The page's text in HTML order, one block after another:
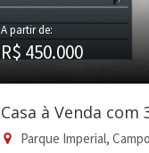
A partir de:
R$ 450.000
Casa à Venda com
Parque Imperial,